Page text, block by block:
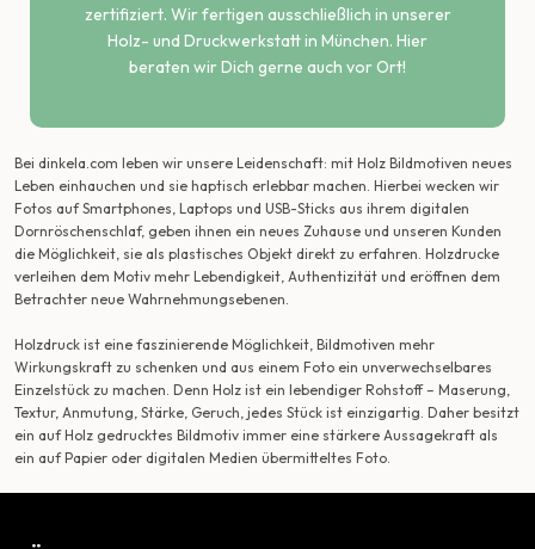
zertifiziert. Wir fertigen ausschließlich in unserer
Holz- und Druckwerkstatt in München. Hier
beraten wir Dich gerne auch vor Ort!
Bei dinkela.com leben wir unsere Leidenschaft: mit Holz Bildmotiven neues
Leben einhauchen und sie haptisch erlebbar machen. Hierbei wecken wir
Fotos auf Smartphones, Laptops und USB-Sticks aus ihrem digitalen
Dornröschenschlaf, geben ihnen ein neues Zuhause und unseren Kunden
die Möglichkeit, sie als plastisches Objekt direkt zu erfahren. Holzdrucke
verleihen dem Motiv mehr Lebendigkeit, Authentizität und eröffnen dem
Betrachter neue Wahrnehmungsebenen.
Holzdruck ist eine faszinierende Möglichkeit, Bildmotiven mehr
Wirkungskraft zu schenken und aus einem Foto ein unverwechselbares
Einzelstück zu machen. Denn Holz ist ein lebendiger Rohstoff – Maserung,
Textur, Anmutung, Stärke, Geruch, jedes Stück ist einzigartig. Daher besitzt
ein auf Holz gedrucktes Bildmotiv immer eine stärkere Aussagekraft als
ein auf Papier oder digitalen Medien übermitteltes Foto.